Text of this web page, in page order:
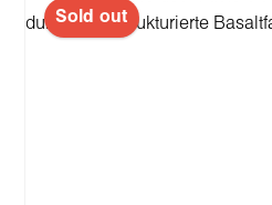
Sold out